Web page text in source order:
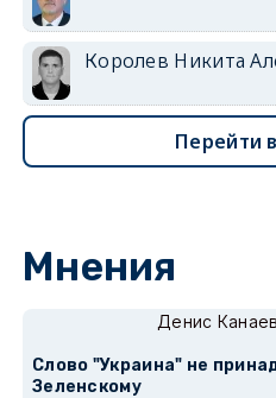
Королев Никита
Перейти
Мнения
Денис Канаев
Слово "Украина" не
Зеленскому